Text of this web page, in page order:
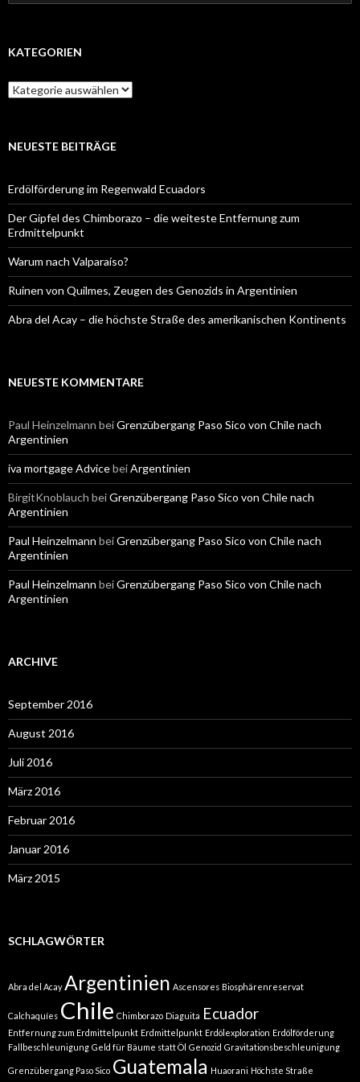
nach:
KATEGORIEN
Kategorien
NEUESTE BEITRÄGE
Erdölförderung im Regenwald Ecuadors
Der Gipfel des Chimborazo – die weiteste Entfernung zum
Erdmittelpunkt
Warum nach Valparaíso?
Ruinen von Quilmes, Zeugen des Genozids in Argentinien
Abra del Acay – die höchste Straße des amerikanischen Kontinents
NEUESTE KOMMENTARE
Paul Heinzelmann beiGrenzübergang Paso Sico von Chile nach
Argentinien
iva mortgage AdvicebeiArgentinien
BirgitKnoblauch beiGrenzübergang Paso Sico von Chile nach
Argentinien
Paul Heinzelmann beiGrenzübergang Paso Sico von Chile nach
Argentinien
Paul Heinzelmann beiGrenzübergang Paso Sico von Chile nach
Argentinien
ARCHIVE
September 2016
August 2016
Juli 2016
März 2016
Februar 2016
Januar 2016
März 2015
SCHLAGWÖRTER
Abra del Acay Argentinien Ascensores Biosphärenreservat
Calchaquíes Chile Chimborazo Diaguita Ecuador
Entfernung zum Erdmittelpunkt Erdmittelpunkt Erdölexploration Erdölförderung
Fallbeschleunigung Geld für Bäume statt Öl Genozid Gravitationsbeschleunigung
Grenzübergang Paso Sico Guatemala Huaorani Höchste Straße